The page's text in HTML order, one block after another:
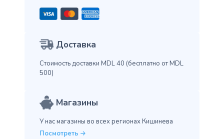
Доставка
Стоимость доставки MDL 40 (бесплатно от MDL
500)
Магазины
У нас магазины во всех регионах Кишинева
Посмотреть